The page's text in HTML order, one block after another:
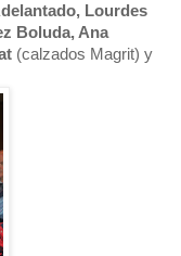
Lourdes
Boluda, Ana